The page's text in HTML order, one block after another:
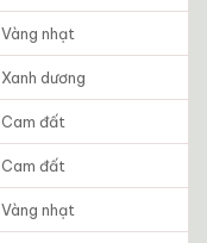
Vàng nhạt
Xanh dương
Cam đất
Cam đất
Vàng nhạt